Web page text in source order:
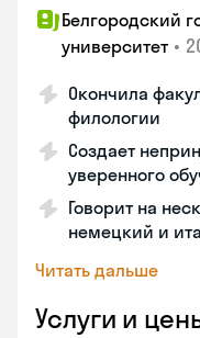
Белгородский
университет •
Окончила
филологии
Создает
уверенного
Говорит на
немецкий и
Читать дальше
Услуги и